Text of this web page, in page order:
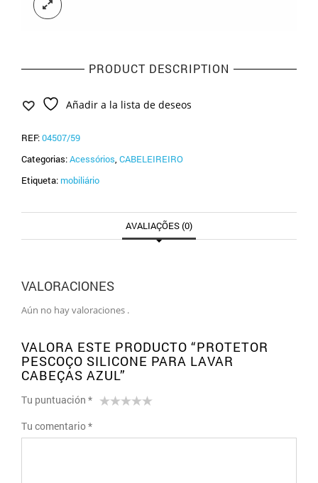
PRODUCT DESCRIPTION
Añadir a la lista de deseos
REF:04507/59
Categorias:Acessórios, CABELEIREIRO
Etiqueta: mobiliário
AVALIAÇÕES (0)
VALORACIONES
Aún no hay valoraciones .
VALORA ESTE PRODUCTO “PROTETOR
PESCOÇO SILICONE PARA LAVAR
CABEÇAS AZUL”
Tu puntuación *
of
5
stars
stars
Tu comentario*